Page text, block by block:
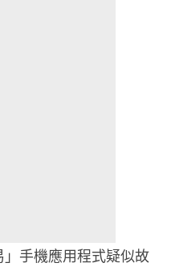
手機應用程式疑似故